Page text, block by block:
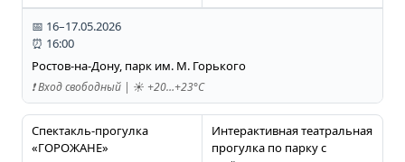
📅 16–17.05.2026
⏰ 16:00
Ростов-на-Дону, парк им. М. Горького
❗️ Вход свободный | ☀️ +20…+23°C
Спектакль-прогулка
«ГОРОЖАНЕ»
Интерактивная театральная
прогулка по парку с